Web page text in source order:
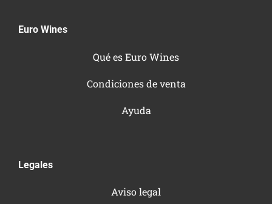
Euro Wines
Qué es Euro Wines
Condiciones de venta
Ayuda
Legales
Aviso legal